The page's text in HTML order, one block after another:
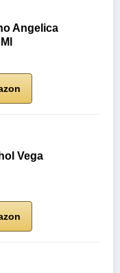
Angelica
Vega